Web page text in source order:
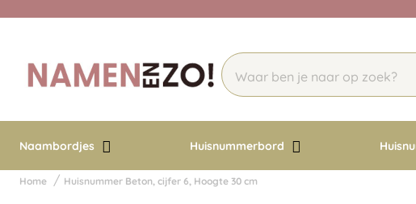
Naambordjes Huisnummerbord
Home Huisnummer Beton, cijfer 6, Hoogte 30 cm